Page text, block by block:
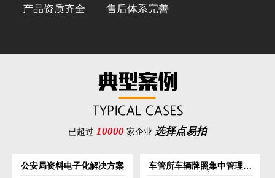
产品资质齐全 售后体系完善
已超过 10000 家企业 选择点易拍
公安局资料电子化解决方案
车管所车辆牌照集中管理解